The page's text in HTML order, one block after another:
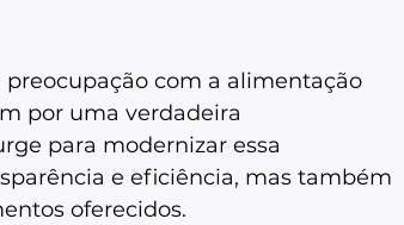
com a alimentação
por uma verdadeira
para modernizar essa
e eficiência, mas também
oferecidos.